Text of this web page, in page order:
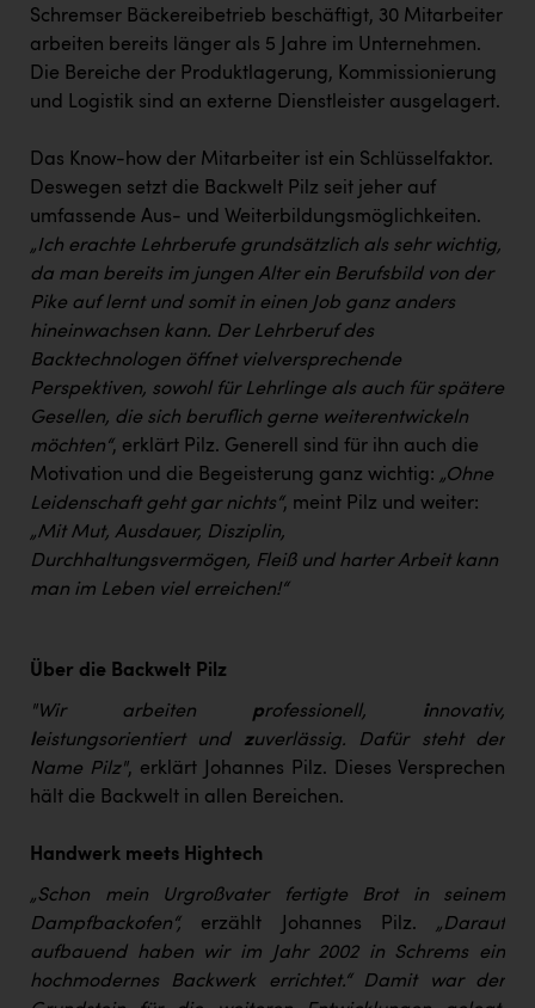
Schremser Bäckereibetrieb beschäftigt, 30 Mitarbeiter
arbeiten bereits länger als 5 Jahre im Unternehmen.
Die Bereiche der Produktlagerung, Kommissionierung
und Logistik sind an externe Dienstleister ausgelagert.
Das Know-how der Mitarbeiter ist ein Schlüsselfaktor.
Deswegen setzt die Backwelt Pilz seit jeher auf
umfassende Aus- und Weiterbildungsmöglichkeiten.
„Ich erachte Lehrberufe grundsätzlich als sehr wichtig,
da man bereits im jungen Alter ein Berufsbild von der
Pike auf lernt und somit in einen Job ganz anders
hineinwachsen kann. Der Lehrberuf des
Backtechnologen öffnet vielversprechende
Perspektiven, sowohl für Lehrlinge als auch für spätere
Gesellen, die sich beruflich gerne weiterentwickeln
möchten“, erklärt Pilz. Generell sind für ihn auch die
Motivation und die Begeisterung ganz wichtig: „Ohne
Leidenschaft geht gar nichts“, meint Pilz und weiter:
„Mit Mut, Ausdauer, Disziplin,
Durchhaltungsvermögen, Fleiß und harter Arbeit kann
man im Leben viel erreichen!“
Über die Backwelt Pilz
"Wir arbeiten professionell, innovativ,
leistungsorientiert und zuverlässig. Dafür steht der
Name Pilz", erklärt Johannes Pilz. Dieses Versprechen
hält die Backwelt in allen Bereichen.
Handwerk meets Hightech
„Schon mein Urgroßvater fertigte Brot in seinem
Dampfbackofen“, erzählt Johannes Pilz. „Darauf
aufbauend haben wir im Jahr 2002 in Schrems ein
hochmodernes Backwerk errichtet.“ Damit war der